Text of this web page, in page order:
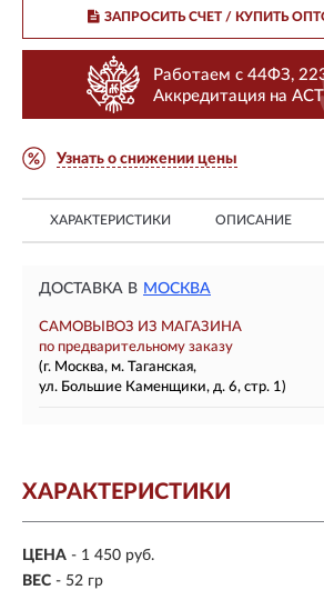
ЗАПРОСИТЬ СЧЕТ / КУПИТЬ
Работаем с 44ФЗ,
Аккредитация на
Узнать о снижении цены
ХАРАКТЕРИСТИКИ ОПИСАНИЕ
ДОСТАВКА В МОСКВА
САМОВЫВОЗ ИЗ МАГАЗИНА
по предварительному заказу
(г. Москва, м. Таганская,
ул. Большие Каменщики, д. 6, стр. 1)
ХАРАКТЕРИСТИКИ
ЦЕНА - 1 450 руб.
ВЕС - 52 гр